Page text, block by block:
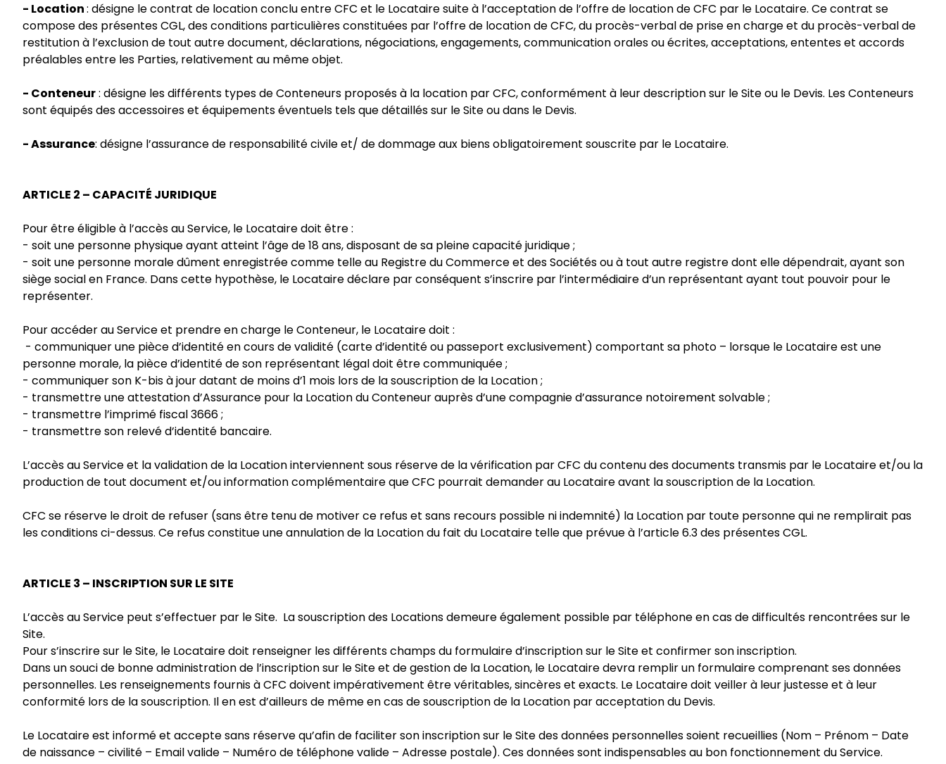
- Location: désigne le contrat de location conclu entre CFC et le Locataire suite à l’acceptation de l’offre de location de CFC par le Locataire. Ce contrat se
compose des présentes CGL, des conditions particulières constituées par l’offre de location de CFC, du procès-verbal de prise en charge et du procès-verbal de
restitution à l’exclusion de tout autre document, déclarations, négociations, engagements, communication orales ou écrites, acceptations, ententes et accords
préalables entre les Parties, relativement au même objet.
- Conteneur: désigne les différents types de Conteneurs proposés à la location par CFC, conformément à leur description sur le Site ou le Devis. Les Conteneurs
sont équipés des accessoires et équipements éventuels tels que détaillés sur le Site ou dans le Devis.
- Assurance: désigne l’assurance de responsabilité civile et/ de dommage aux biens obligatoirement souscrite par le Locataire.
ARTICLE 2 – CAPACITÉ JURIDIQUE
Pour être éligible à l’accès au Service, le Locataire doit être :
- soit une personne physique ayant atteint l’âge de 18 ans, disposant de sa pleine capacité juridique ;
- soit une personne morale dûment enregistrée comme telle au Registre du Commerce et des Sociétés ou à tout autre registre dont elle dépendrait, ayant son
siège social en France. Dans cette hypothèse, le Locataire déclare par conséquent s’inscrire par l’intermédiaire d’un représentant ayant tout pouvoir pour le
représenter.
Pour accéder au Service et prendre en charge le Conteneur, le Locataire doit :
- communiquer une pièce d’identité en cours de validité (carte d’identité ou passeport exclusivement) comportant sa photo – lorsque le Locataire est une
personne morale, la pièce d’identité de son représentant légal doit être communiquée ;
- communiquer son K-bis à jour datant de moins d’1 mois lors de la souscription de la Location ;
- transmettre une attestation d’Assurance pour la Location du Conteneur auprès d’une compagnie d’assurance notoirement solvable ;
- transmettre l’imprimé fiscal 3666 ;
- transmettre son relevé d’identité bancaire.
L’accès au Service et la validation de la Location interviennent sous réserve de la vérification par CFC du contenu des documents transmis par le Locataire et/ou la
production de tout document et/ou information complémentaire que CFC pourrait demander au Locataire avant la souscription de la Location.
CFC se réserve le droit de refuser (sans être tenu de motiver ce refus et sans recours possible ni indemnité) la Location par toute personne qui ne remplirait pas
les conditions ci-dessus. Ce refus constitue une annulation de la Location du fait du Locataire telle que prévue à l’article 6.3 des présentes CGL.
ARTICLE 3 – INSCRIPTION SUR LE SITE
L’accès au Service peut s’effectuer par le Site. La souscription des Locations demeure également possible par téléphone en cas de difficultés rencontrées sur le
Site.
Pour s’inscrire sur le Site, le Locataire doit renseigner les différents champs du formulaire d’inscription sur le Site et confirmer son inscription.
Dans un souci de bonne administration de l’inscription sur le Site et de gestion de la Location, le Locataire devra remplir un formulaire comprenant ses données
personnelles. Les renseignements fournis à CFC doivent impérativement être véritables, sincères et exacts. Le Locataire doit veiller à leur justesse et à leur
conformité lors de la souscription. Il en est d’ailleurs de même en cas de souscription de la Location par acceptation du Devis.
Le Locataire est informé et accepte sans réserve qu’afin de faciliter son inscription sur le Site des données personnelles soient recueillies (Nom – Prénom – Date
de naissance – civilité – Email valide – Numéro de téléphone valide – Adresse postale). Ces données sont indispensables au bon fonctionnement du Service.